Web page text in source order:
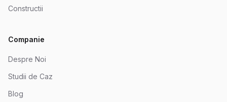
Constructii
Companie
Despre Noi
Studii de Caz
Blog